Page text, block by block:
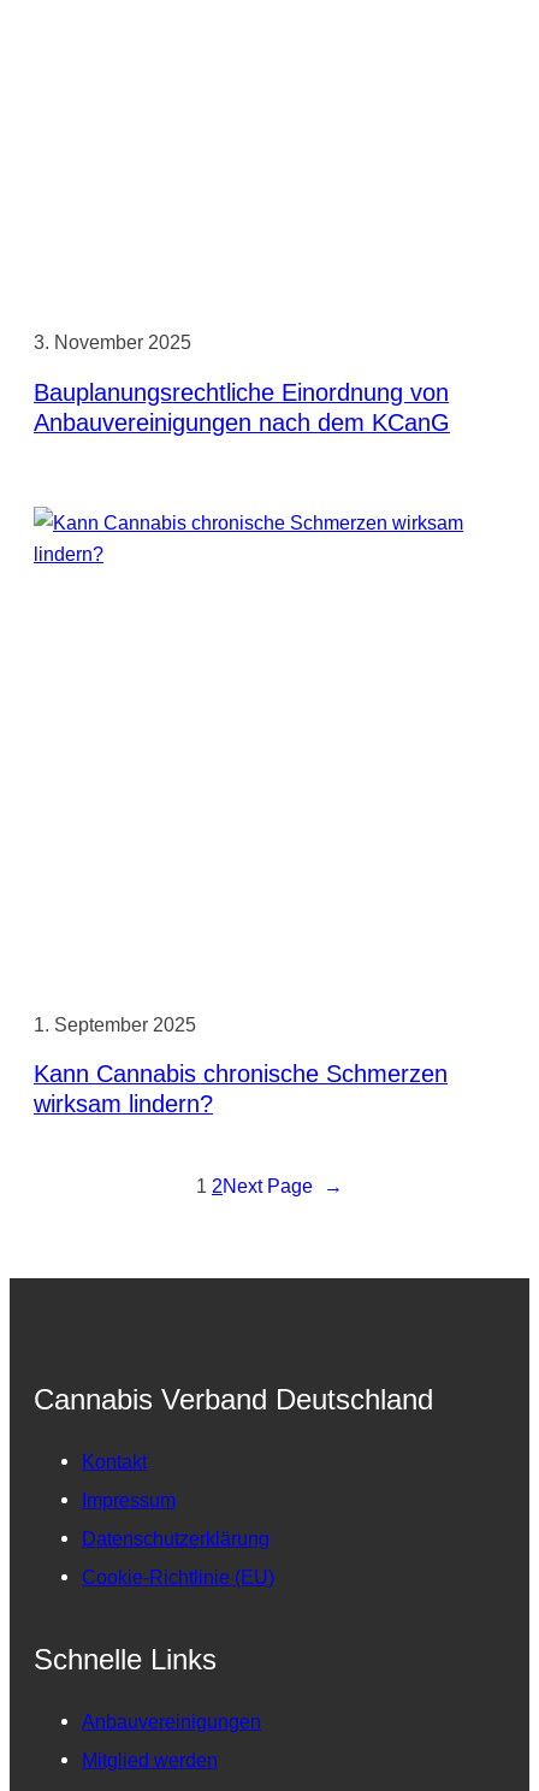
3. November 2025
Bauplanungsrechtliche Einordnung von
Anbauvereinigungen nach dem KCanG
1. September 2025
Kann Cannabis chronische Schmerzen
wirksam lindern?
1 2Next Page →
Cannabis Verband Deutschland
Kontakt
Impressum
Datenschutzerklärung
Cookie-Richtlinie (EU)
Schnelle Links
Anbauvereinigungen
Mitglied werden